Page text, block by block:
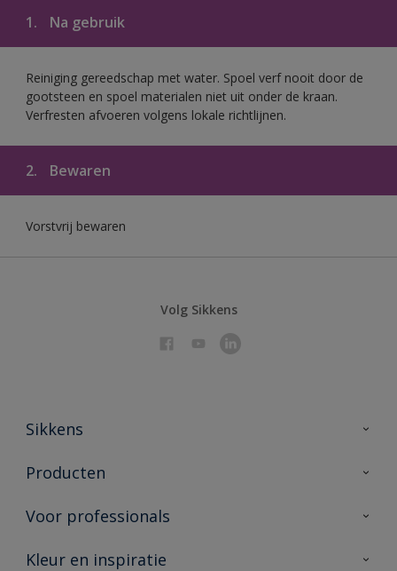
1. Na gebruik
Reiniging gereedschap met water. Spoel verf nooit door de
gootsteen en spoel materialen niet uit onder de kraan.
Verfresten afvoeren volgens lokale richtlijnen.
2. Bewaren
Vorstvrij bewaren
Volg Sikkens
Sikkens
Over Sikkens
Duurzaamheid
Producten
Producten voor binnen
Vind je verkooppunt
Voor professionals
Sikkens Partners 🔗
Kleur en inspiratie